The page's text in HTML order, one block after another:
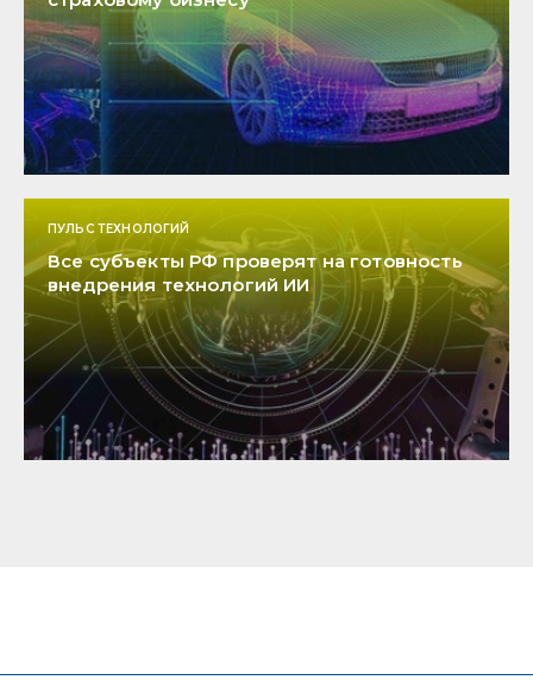
ПУЛЬС ТЕХНОЛОГИЙ
Все субъекты РФ проверят на готовность
внедрения технологий ИИ